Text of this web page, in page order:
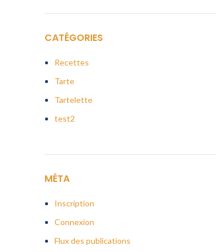
CATÉGORIES
Recettes
Tarte
Tartelette
test2
MÉTA
Inscription
Connexion
Flux des publications